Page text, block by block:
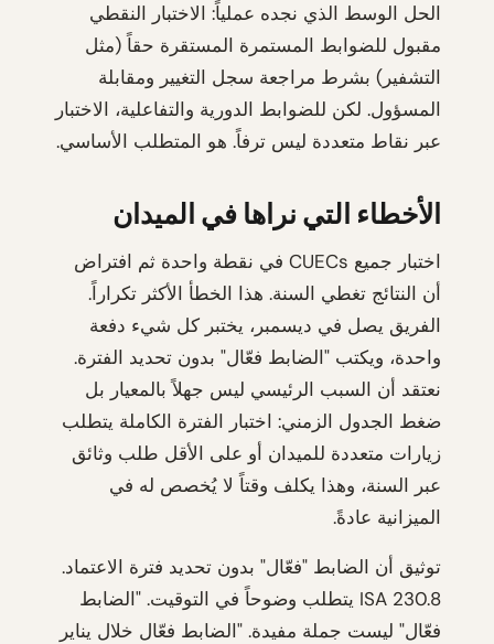
الحل الوسط الذي نجده عملياً: الاختبار النقطي
مقبول للضوابط المستمرة المستقرة حقاً (مثل
التشفير) بشرط مراجعة سجل التغيير ومقابلة
المسؤول. لكن للضوابط الدورية والتفاعلية، الاختبار
عبر نقاط متعددة ليس ترفاً. هو المتطلب الأساسي.
الأخطاء التي نراها في الميدان
اختبار جميع CUECs في نقطة واحدة ثم افتراض
أن النتائج تغطي السنة. هذا الخطأ الأكثر تكراراً.
الفريق يصل في ديسمبر، يختبر كل شيء دفعة
واحدة، ويكتب "الضابط فعّال" بدون تحديد الفترة.
نعتقد أن السبب الرئيسي ليس جهلاً بالمعيار بل
ضغط الجدول الزمني: اختبار الفترة الكاملة يتطلب
زيارات متعددة للميدان أو على الأقل طلب وثائق
عبر السنة، وهذا يكلف وقتاً لا يُخصص له في
الميزانية عادةً.
توثيق أن الضابط "فعّال" بدون تحديد فترة الاعتماد.
ISA 230.8 يتطلب وضوحاً في التوقيت. "الضابط
فعّال" ليست جملة مفيدة. "الضابط فعّال خلال يناير